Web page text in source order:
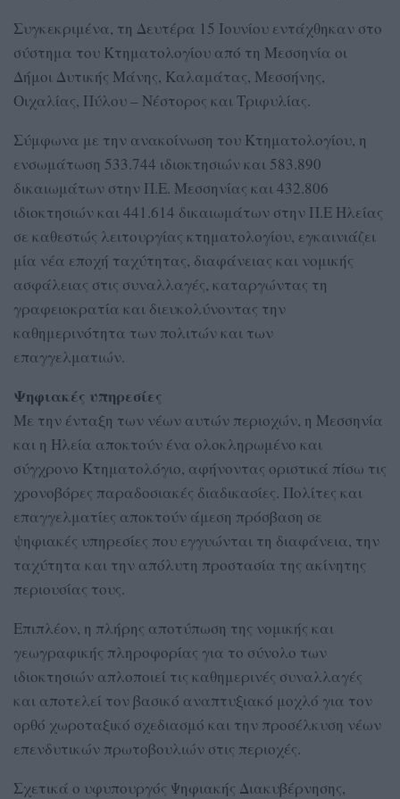
Συγκεκριμένα, τη Δευτέρα 15 Ιουνίου εντάχθηκαν στο
σύστημα του Κτηματολογίου από τη Μεσσηνία οι
Δήμοι Δυτικής Μάνης, Καλαμάτας, Μεσσήνης,
Οιχαλίας, Πύλου – Νέστορος και Τριφυλίας.
Σύμφωνα με την ανακοίνωση του Κτηματολογίου, η
ενσωμάτωση 533.744 ιδιοκτησιών και 583.890
δικαιωμάτων στην Π.Ε. Μεσσηνίας και 432.806
ιδιοκτησιών και 441.614 δικαιωμάτων στην Π.Ε Ηλείας
σε καθεστώς λειτουργίας κτηματολογίου, εγκαινιάζει
μία νέα εποχή ταχύτητας, διαφάνειας και νομικής
ασφάλειας στις συναλλαγές, καταργώντας τη
γραφειοκρατία και διευκολύνοντας την
καθημερινότητα των πολιτών και των
επαγγελματιών.
Ψηφιακές υπηρεσίες
Με την ένταξη των νέων αυτών περιοχών, η Μεσσηνία
και η Ηλεία αποκτούν ένα ολοκληρωμένο και
σύγχρονο Κτηματολόγιο, αφήνοντας οριστικά πίσω τις
χρονοβόρες παραδοσιακές διαδικασίες. Πολίτες και
επαγγελματίες αποκτούν άμεση πρόσβαση σε
ψηφιακές υπηρεσίες που εγγυώνται τη διαφάνεια, την
ταχύτητα και την απόλυτη προστασία της ακίνητης
περιουσίας τους.
Επιπλέον, η πλήρης αποτύπωση της νομικής και
γεωγραφικής πληροφορίας για το σύνολο των
ιδιοκτησιών απλοποιεί τις καθημερινές συναλλαγές
και αποτελεί τον βασικό αναπτυξιακό μοχλό για τον
ορθό χωροταξικό σχεδιασμό και την προσέλκυση νέων
επενδυτικών πρωτοβουλιών στις περιοχές.
Σχετικά ο υφυπουργός Ψηφιακής Διακυβέρνησης,